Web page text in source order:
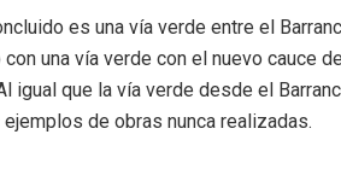
es una vía verde entre el
una vía verde con el nuevo cauce
igual que la vía verde desde el
de obras nunca realizadas.